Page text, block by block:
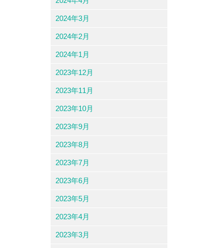
2024年3月
2024年2月
2024年1月
2023年12月
2023年11月
2023年10月
2023年9月
2023年8月
2023年7月
2023年6月
2023年5月
2023年4月
2023年3月